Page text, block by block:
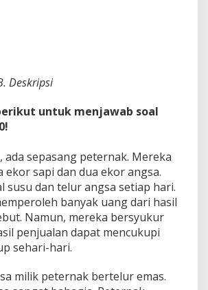
Deskripsi
untuk menjawab soal
ada sepasang peternak. Mereka
ekor sapi dan dua ekor angsa.
susu dan telur angsa setiap hari.
banyak uang dari hasil
Namun, mereka bersyukur
penjualan dapat mencukupi
sehari-hari.
milik peternak bertelur emas.